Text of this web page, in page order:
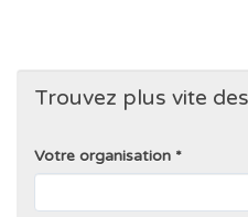
Trouvez plus vite
Votre organisation